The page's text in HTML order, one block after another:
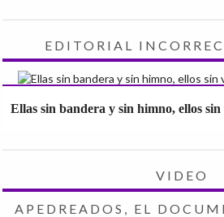
EDITORIAL
Ellas sin bandera y sin himno, ellos sin
VIDEO
APEDREADOS, EL